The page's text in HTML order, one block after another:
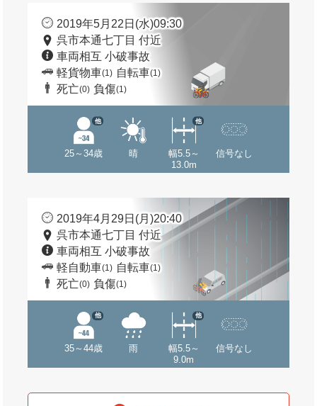
2019年5月22日(水)09:30
呉市本通七丁目 付近
車両相互 小破事故
軽貨物車(1) 自転車(1)
死亡(0) 負傷(1)
25～34歳
他
晴
幅5.5～
13.0m
他
信号なし
2019年4月29日(月)20:40
呉市本通七丁目 付近
車両相互 小破事故
軽自動車(1) 自転車(1)
死亡(0) 負傷(1)
35～44歳
他
雨
幅5.5～
9.0m
他
信号なし